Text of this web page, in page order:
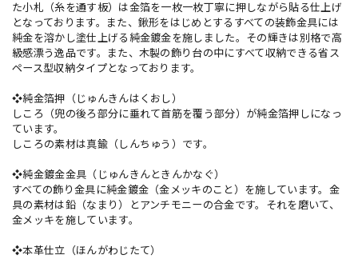
た小札（糸を通す板）は金箔を一枚一枚丁寧に押しながら貼る仕上げ
となっております。また、鍬形をはじめとするすべての装飾金具には
純金を溶かし塗仕上げる純金鍍金を施しました。その輝きは別格で高
級感漂う逸品です。また、木製の飾り台の中にすべて収納できる省ス
ペース型収納タイプとなっております。
❖純金箔押（じゅんきんはくおし）
しころ（兜の後ろ部分に垂れて首筋を覆う部分）が純金箔押しになっ
ています。
しころの素材は真鍮（しんちゅう）です。
❖純金鍍金金具（じゅんきんときんかなぐ）
すべての飾り金具に純金鍍金（金メッキのこと）を施しています。金
具の素材は鉛（なまり）とアンチモニーの合金です。それを磨いて、
金メッキを施しています。
❖本革仕立（ほんがわじたて）